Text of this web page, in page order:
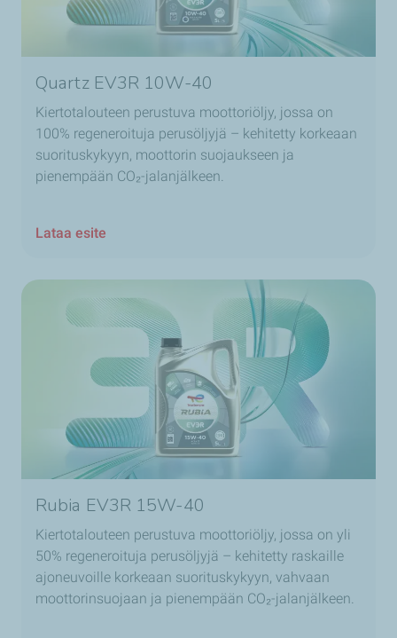
Quartz EV3R 10W-40
Kiertotalouteen perustuva moottoriöljy, jossa on
100% regeneroituja perusöljyjä – kehitetty korkeaan
suorituskykyyn, moottorin suojaukseen ja
pienempään CO₂-jalanjälkeen.
Lataa esite
Rubia EV3R 15W-40
Kiertotalouteen perustuva moottoriöljy, jossa on yli
50% regeneroituja perusöljyjä – kehitetty raskaille
ajoneuvoille korkeaan suorituskykyyn, vahvaan
moottorinsuojaan ja pienempään CO₂-jalanjälkeen.